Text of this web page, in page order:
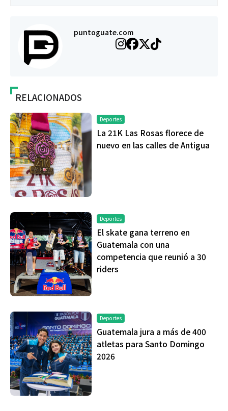
puntoguate.com
RELACIONADOS
Deportes
La 21K Las Rosas florece de
nuevo en las calles de Antigua
Deportes
El skate gana terreno en
Guatemala con una
competencia que reunió a 30
riders
Deportes
Guatemala jura a más de 400
atletas para Santo Domingo
2026